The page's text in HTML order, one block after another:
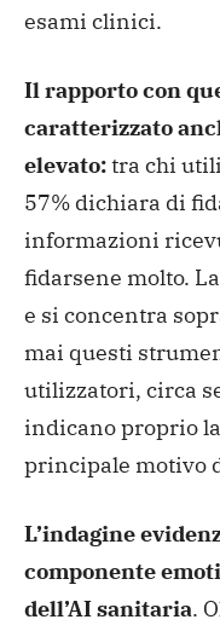
esami clinici.
Il rapporto con
caratterizzato
elevato:tra chi
57% dichiara di
informazioni
fidarsene molto.
e si concentra
mai questi
utilizzatori, circa
indicano proprio
principale motivo
L’indagine
componente
dell’AI sanitaria.